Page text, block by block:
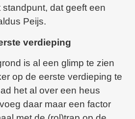
dat geeft een
Peijs.
verdieping
is al een glimp te zien
op de eerste verdieping te
het al over een heus
daar maar een factor